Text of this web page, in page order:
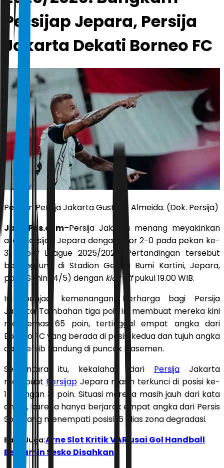
Persijap Jepara, Persija
Jakarta Dekati Borneo FC
Pemain Persija Jakarta Gustavo Almeida. (Dok. Persija)
JawaPos.com–Persija Jakarta menang meyakinkan
atas Persijap Jepara dengan skor 2-0 pada pekan ke-
31 Super League 2025/2026. Pertandingan tersebut
berlangsung di Stadion Gelora Bumi Kartini, Jepara,
pada Senin (4/5) dengan kick offpukul 19.00 WIB.
Ini menjadi kemenangan berharga bagi Persija
Jakarta. Tambahan tiga poin ini membuat mereka kini
mengemas 65 poin, tertinggal empat angka dari
Borneo FC yang berada di posisi kedua dan tujuh angka
dari Persib Bandung di puncak klasemen.
Sementara itu, kekalahan dari PersijaJakarta
membuat Persijap Jepara masih terkunci di posisi ke-
14 dengan 31 poin. Situasi mereka masih jauh dari kata
aman, karena hanya berjarak empat angka dari Persis
Solo yang menempati posisi 16 alias zona degradasi.
Baca Juga:Arne Slot Kritik VAR usai Gol Handball
Benjamin Sesko Disahkan